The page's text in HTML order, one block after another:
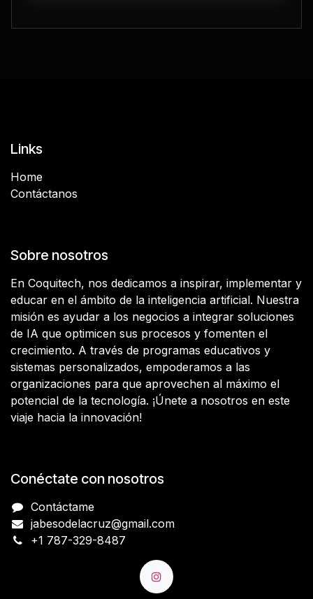
Links
Home
Contáctanos
Sobre nosotros
En Coquitech, nos dedicamos a inspirar, implementar y
educar en el ámbito de la inteligencia artificial. Nuestra
misión es ayudar a los negocios a integrar soluciones
de IA que optimicen sus procesos y fomenten el
crecimiento. A través de programas educativos y
sistemas personalizados, empoderamos a las
organizaciones para que aprovechen al máximo el
potencial de la tecnología. ¡Únete a nosotros en este
viaje hacia la innovación!
Conéctate con nosotros
Contáctame
jabesodelacruz@gmail.com
+1 787-329-8487